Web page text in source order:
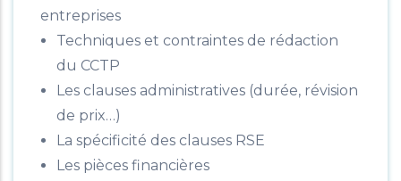
entreprises
Techniques et contraintes de rédaction
du CCTP
Les clauses administratives (durée, révision
de prix…)
La spécificité des clauses RSE
Les pièces financières